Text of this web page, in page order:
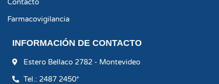
Contacto
Farmacovigilancia
INFORMACIÓN DE CONTACTO
Estero Bellaco 2782 - Montevideo
Tel.: 2487 2450*